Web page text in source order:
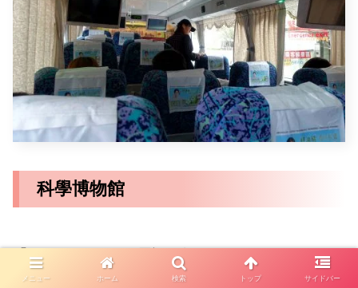
科學博物館
「そごう(SOGO)」周辺に行くのであれば、こちら
メニュー ホーム 検索 トップ サイドバー